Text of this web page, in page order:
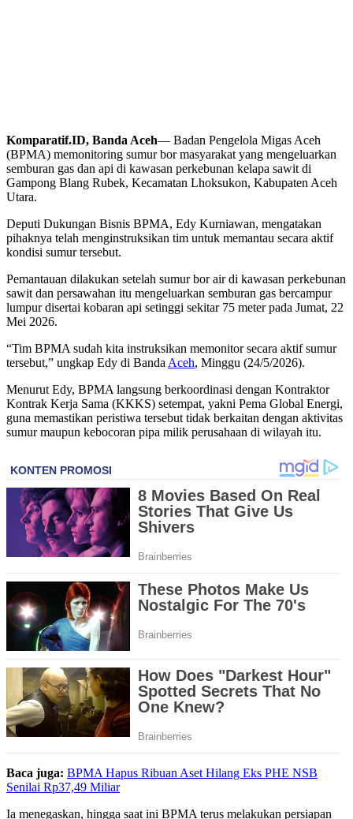
Komparatif.ID, Banda Aceh— Badan Pengelola Migas Aceh
(BPMA) memonitoring sumur bor masyarakat yang mengeluarkan
semburan gas dan api di kawasan perkebunan kelapa sawit di
Gampong Blang Rubek, Kecamatan Lhoksukon, Kabupaten Aceh
Utara.
Deputi Dukungan Bisnis BPMA, Edy Kurniawan, mengatakan
pihaknya telah menginstruksikan tim untuk memantau secara aktif
kondisi sumur tersebut.
Pemantauan dilakukan setelah sumur bor air di kawasan perkebunan
sawit dan persawahan itu mengeluarkan semburan gas bercampur
lumpur disertai kobaran api setinggi sekitar 75 meter pada Jumat, 22
Mei 2026.
“Tim BPMA sudah kita instruksikan memonitor secara aktif sumur
tersebut,” ungkap Edy di Banda Aceh, Minggu (24/5/2026).
Menurut Edy, BPMA langsung berkoordinasi dengan Kontraktor
Kontrak Kerja Sama (KKKS) setempat, yakni Pema Global Energi,
guna memastikan peristiwa tersebut tidak berkaitan dengan aktivitas
sumur maupun kebocoran pipa milik perusahaan di wilayah itu.
Baca juga: BPMA Hapus Ribuan Aset Hilang Eks PHE NSB
Senilai Rp37,49 Miliar
Ia menegaskan, hingga saat ini BPMA terus melakukan persiapan